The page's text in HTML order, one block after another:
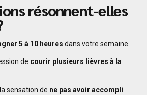
résonnent-elles
5 à 10 heures dans votre semaine.
de courir plusieurs lièvres à la
sensation de ne pas avoir accompli